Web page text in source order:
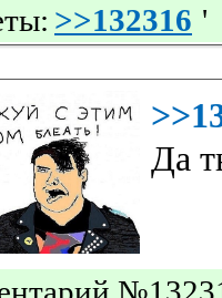
>>132316 '
Да